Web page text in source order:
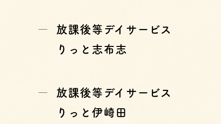
放課後等デイサービス
りっと志布志
放課後等デイサービス
りっと伊崎田